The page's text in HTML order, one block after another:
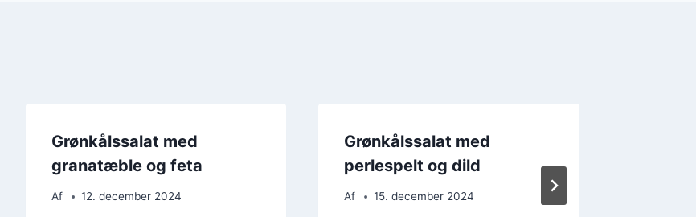
Grønkålssalat med
granatæble og feta
Af 12. december 2024
Grønkålssalat med
perlespelt og dild
Af 15. december 2024